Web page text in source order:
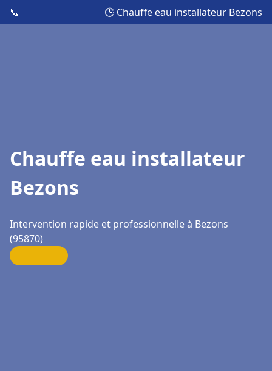
📞 🕒 Chauffe eau installateur Bezons
Chauffe eau installateur
Bezons
Intervention rapide et professionnelle à Bezons
(95870)